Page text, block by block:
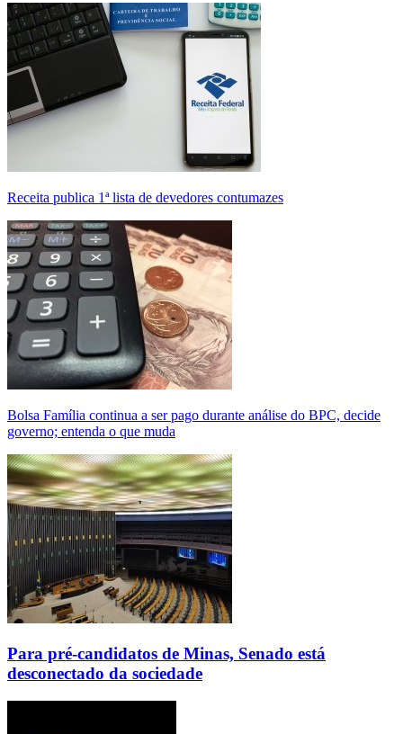
Receita publica 1ª lista de devedores contumazes
Bolsa Família continua a ser pago durante análise do BPC, decide
governo; entenda o que muda
Para pré-candidatos de Minas, Senado está
desconectado da sociedade